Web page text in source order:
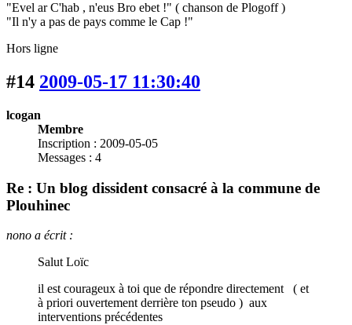
"Evel ar C'hab , n'eus Bro ebet !" ( chanson de Plogoff )
"Il n'y a pas de pays comme le Cap !"
Hors ligne
#14 2009-05-17 11:30:40
lcogan
Membre
Inscription : 2009-05-05
Messages : 4
Re : Un blog dissident consacré à la commune de
Plouhinec
nono a écrit :
Salut Loïc
il est courageux à toi que de répondre directement ( et
à priori ouvertement derrière ton pseudo ) aux
interventions précédentes